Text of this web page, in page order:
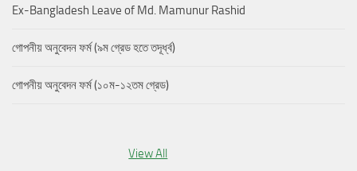
Ex-Bangladesh Leave of Md. Mamunur Rashid
গোপনীয় অনুবেদন ফর্ম (৯ম গ্রেড হতে তদূর্ধ্ব)
গোপনীয় অনুবেদন ফর্ম (১০ম-১২তম গ্রেড)
View All